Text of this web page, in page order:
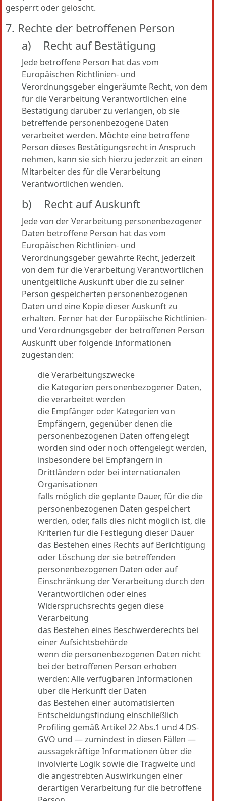
gesperrt oder gelöscht.
7. Rechte der betroffenen Person
a) Recht auf Bestätigung
Jede betroffene Person hat das vom
Europäischen Richtlinien- und
Verordnungsgeber eingeräumte Recht, von dem
für die Verarbeitung Verantwortlichen eine
Bestätigung darüber zu verlangen, ob sie
betreffende personenbezogene Daten
verarbeitet werden. Möchte eine betroffene
Person dieses Bestätigungsrecht in Anspruch
nehmen, kann sie sich hierzu jederzeit an einen
Mitarbeiter des für die Verarbeitung
Verantwortlichen wenden.
b) Recht auf Auskunft
Jede von der Verarbeitung personenbezogener
Daten betroffene Person hat das vom
Europäischen Richtlinien- und
Verordnungsgeber gewährte Recht, jederzeit
von dem für die Verarbeitung Verantwortlichen
unentgeltliche Auskunft über die zu seiner
Person gespeicherten personenbezogenen
Daten und eine Kopie dieser Auskunft zu
erhalten. Ferner hat der Europäische Richtlinien-
und Verordnungsgeber der betroffenen Person
Auskunft über folgende Informationen
zugestanden:
die Verarbeitungszwecke
die Kategorien personenbezogener Daten,
die verarbeitet werden
die Empfänger oder Kategorien von
Empfängern, gegenüber denen die
personenbezogenen Daten offengelegt
worden sind oder noch offengelegt werden,
insbesondere bei Empfängern in
Drittländern oder bei internationalen
Organisationen
falls möglich die geplante Dauer, für die die
personenbezogenen Daten gespeichert
werden, oder, falls dies nicht möglich ist, die
Kriterien für die Festlegung dieser Dauer
das Bestehen eines Rechts auf Berichtigung
oder Löschung der sie betreffenden
personenbezogenen Daten oder auf
Einschränkung der Verarbeitung durch den
Verantwortlichen oder eines
Widerspruchsrechts gegen diese
Verarbeitung
das Bestehen eines Beschwerderechts bei
einer Aufsichtsbehörde
wenn die personenbezogenen Daten nicht
bei der betroffenen Person erhoben
werden: Alle verfügbaren Informationen
über die Herkunft der Daten
das Bestehen einer automatisierten
Entscheidungsfindung einschließlich
Profiling gemäß Artikel 22 Abs.1 und 4 DS-
GVO und — zumindest in diesen Fällen —
aussagekräftige Informationen über die
involvierte Logik sowie die Tragweite und
die angestrebten Auswirkungen einer
derartigen Verarbeitung für die betroffene